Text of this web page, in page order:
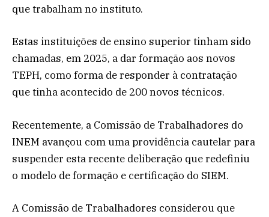
que trabalham no instituto.
Estas instituições de ensino superior tinham sido
chamadas, em 2025, a dar formação aos novos
TEPH, como forma de responder à contratação
que tinha acontecido de 200 novos técnicos.
Recentemente, a Comissão de Trabalhadores do
INEM avançou com uma providência cautelar para
suspender esta recente deliberação que redefiniu
o modelo de formação e certificação do SIEM.
A Comissão de Trabalhadores considerou que